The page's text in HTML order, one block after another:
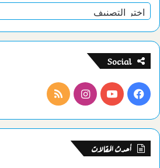
تصنيفات
Social
فيسبوكيوتيوبانستقرامملخص
الموقع
أحدث المقالات